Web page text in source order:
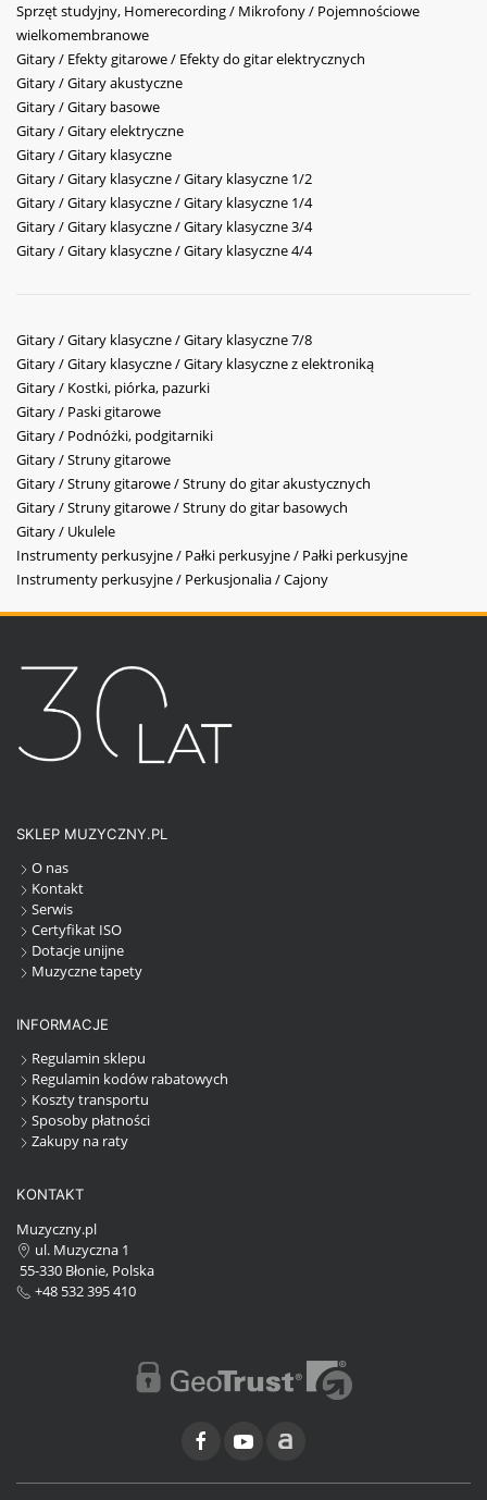
Sprzęt studyjny, Homerecording / Mikrofony / Pojemnościowe
wielkomembranowe
Gitary / Efekty gitarowe / Efekty do gitar elektrycznych
Gitary / Gitary akustyczne
Gitary / Gitary basowe
Gitary / Gitary elektryczne
Gitary / Gitary klasyczne
Gitary / Gitary klasyczne / Gitary klasyczne 1/2
Gitary / Gitary klasyczne / Gitary klasyczne 1/4
Gitary / Gitary klasyczne / Gitary klasyczne 3/4
Gitary / Gitary klasyczne / Gitary klasyczne 4/4
Gitary / Gitary klasyczne / Gitary klasyczne 7/8
Gitary / Gitary klasyczne / Gitary klasyczne z elektroniką
Gitary / Kostki, piórka, pazurki
Gitary / Paski gitarowe
Gitary / Podnóżki, podgitarniki
Gitary / Struny gitarowe
Gitary / Struny gitarowe / Struny do gitar akustycznych
Gitary / Struny gitarowe / Struny do gitar basowych
Gitary / Ukulele
Instrumenty perkusyjne / Pałki perkusyjne / Pałki perkusyjne
Instrumenty perkusyjne / Perkusjonalia / Cajony
SKLEP MUZYCZNY.PL
O nas
Kontakt
Serwis
Certyfikat ISO
Dotacje unijne
Muzyczne tapety
INFORMACJE
Regulamin sklepu
Regulamin kodów rabatowych
Koszty transportu
Sposoby płatności
Zakupy na raty
KONTAKT
Muzyczny.pl
ul. Muzyczna 1
55-330 Błonie, Polska
+48 532 395 410